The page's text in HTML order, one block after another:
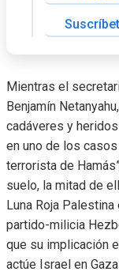
Mientras el
Benjamín
cadáveres y
en uno de los
terrorista de
suelo, la mitad de
Luna Roja
partido-milicia
que su implicación
actúe Israel en